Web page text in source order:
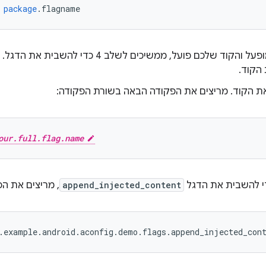
package. flagname
הקוד.
הקוד. מריצים את הפקודה הבאה בשורת הפקודה:
להשבית את הדגל append_injected_content , מריצים את